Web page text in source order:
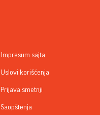
Impresum sajta
Uslovi korišćenja
Prijava smetnji
Saopštenja